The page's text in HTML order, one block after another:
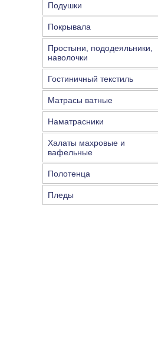
Подушки
Покрывала
Простыни, пододеяльники,
наволочки
Гостиничный текстиль
Матрасы ватные
Наматрасники
Халаты махровые и
вафельные
Полотенца
Пледы